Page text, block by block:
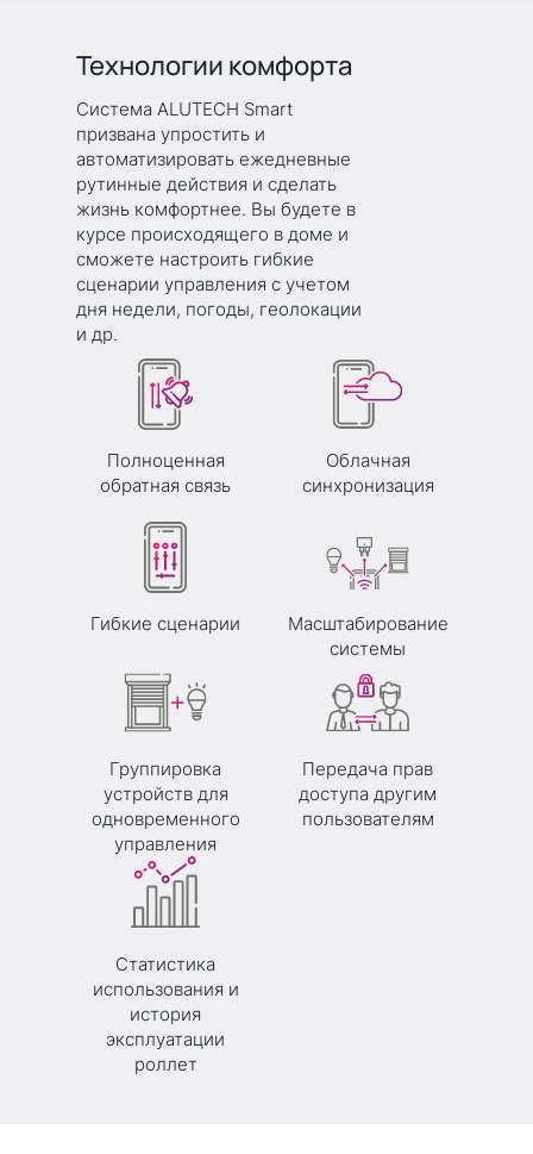
Технологии комфорта
Система ALUTECH Smart
призвана упростить и
автоматизировать ежедневные
рутинные действия и сделать
жизнь комфортнее. Вы будете в
курсе происходящего в доме и
сможете настроить гибкие
сценарии управления с учетом
дня недели, погоды, геолокации
и др.
Полноценная
обратная связь
Облачная
синхронизация
Гибкие сценарии
Масштабирование
системы
Группировка
устройств для
одновременного
управления
Передача прав
доступа другим
пользователям
Статистика
использования и
история
эксплуатации
роллет